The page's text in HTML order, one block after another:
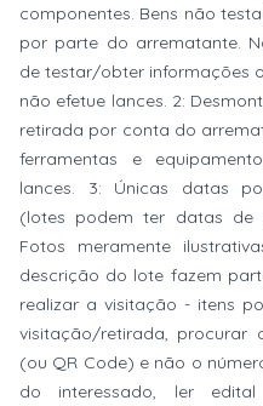
componentes. Bens não
por parte do arrematante.
de testar/obter informações
não efetue lances. 2:
retirada por conta do
ferramentas e
lances. 3: Únicas datas
(lotes podem ter datas de
Fotos meramente
descrição do lote fazem
realizar a visitação - itens
visitação/retirada,
(ou QR Code) e não o
do interessado, ler